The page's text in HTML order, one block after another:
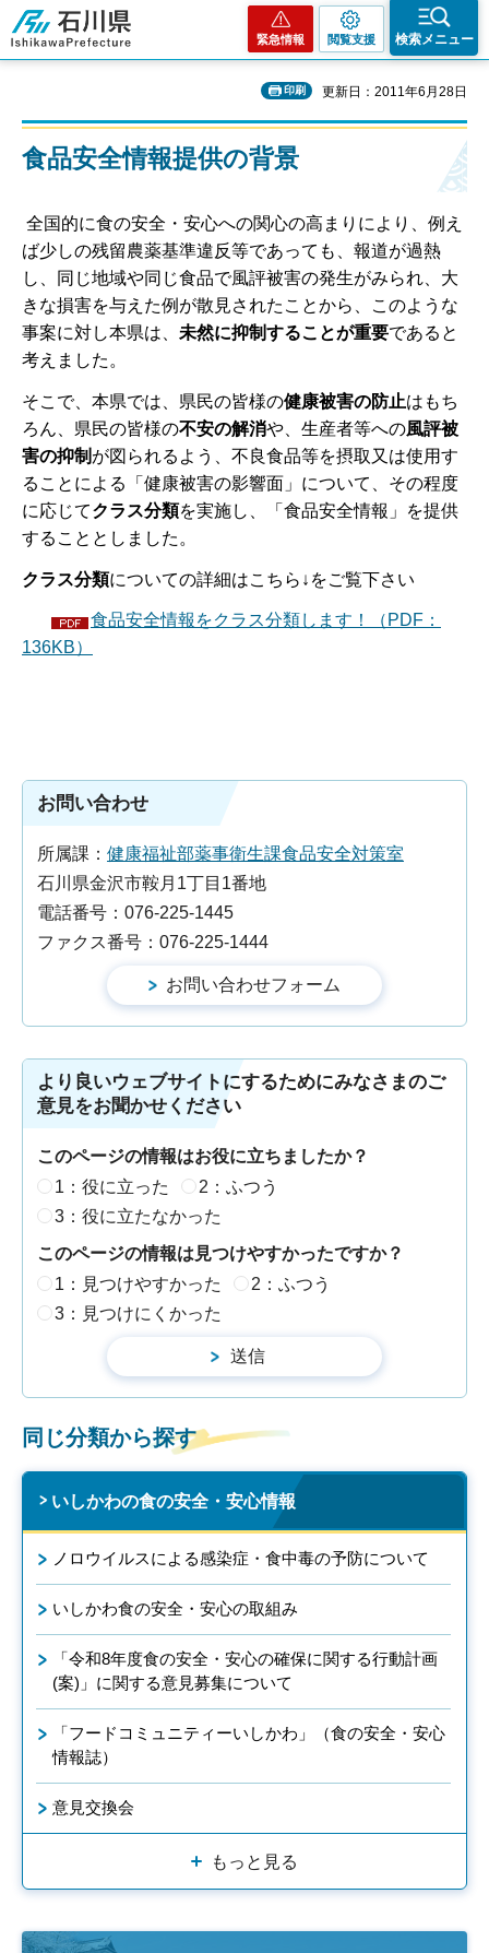
石川県
緊急情報 閲覧支援 検索メニュー
印刷 更新日：2011年6月28日
食品安全情報提供の背景
全国的に食の安全・安心への関心の高まりにより、例え
ば少しの残留農薬基準違反等であっても、報道が過熱
し、同じ地域や同じ食品で風評被害の発生がみられ、大
きな損害を与えた例が散見されたことから、このような
事案に対し本県は、 未然に抑制することが重要であると
考えました。
そこで、本県では、県民の皆様の健康被害の防止はもち
ろん、県民の皆様の不安の解消や、生産者等への風評被
害の抑制 が図られるよう、不良食品等を摂取又は使用す
ることによる「健康被害の影響面」について、その程度
に応じてクラス分類を実施し、「食品安全情報」を提供
することとしました。
クラス分類についての詳細はこちら↓をご覧下さい
食品安全情報をクラス分類します！（PDF：
136KB）
お問い合わせ
所属課： 健康福祉部薬事衛生課食品安全対策室
石川県金沢市鞍月1丁目1番地
電話番号：076-225-1445
ファクス番号：076-225-1444
より良いウェブサイトにするためにみなさまのご
意見をお聞かせください
このページの情報はお役に立ちましたか？
1：役に立った
2：ふつう
3：役に立たなかった
このページの情報は見つけやすかったですか？
1：見つけやすかった
2：ふつう
3：見つけにくかった
同じ分類から探す
いしかわの食の安全・安心情報
ノロウイルスによる感染症・食中毒の予防について
いしかわ食の安全・安心の取組み
「令和8年度食の安全・安心の確保に関する行動計画
(案)」に関する意見募集について
「フードコミュニティーいしかわ」（食の安全・安心
情報誌）
意見交換会
もっと見る